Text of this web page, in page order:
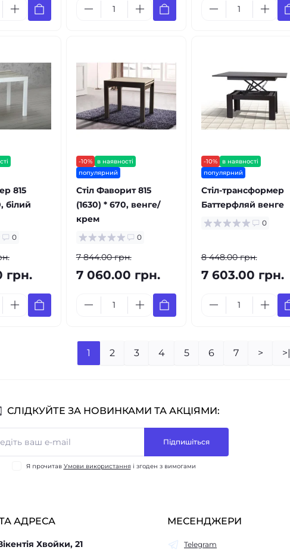
815
білий
0
грн.
-10%
в наявності
популярний
Стіл Фаворит 815
(1630) * 670, венге/
крем
0
7 844.00 грн.
7 060.00 грн.
-10%
в наявності
популярний
Стіл-трансформер
Баттерфляй венге
0
8 448.00 грн.
7 603.00 грн.
1 2 3 4 5 6 7 > >|
СЛІДКУЙТЕ ЗА НОВИНКАМИ ТА АКЦІЯМИ:
Підпишіться
Я прочитав Умови використання і згоден з вимогами
АДРЕСА
Хвойки, 21
МЕСЕНДЖЕРИ
Telegram